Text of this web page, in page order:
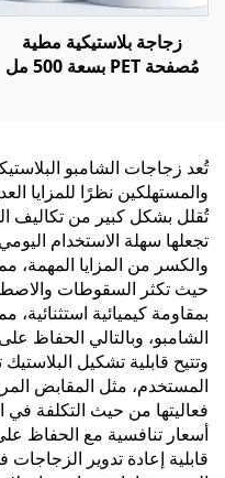
زجاجة بلاستيكية مطية
مُصفحة PET بسعة 500 مل
تُعد زجاجات الشامبو
والمستهلكين نظرًا للمزايا
تُقلل بشكل كبير من تكاليف
تجعلها سهلة الاستخدام
والكسر من المزايا المهمة،
حيث تكثر السقوطات
بمقاومة كيميائية استثنائية،
الشامبو، وبالتالي الحفاظ
وتتيح قابلية تشكيل
المستخدم، مثل المقابض
فعاليتها من حيث التكلفة في
أسعار تنافسية مع الحفاظ
قابلية إعادة تدوير